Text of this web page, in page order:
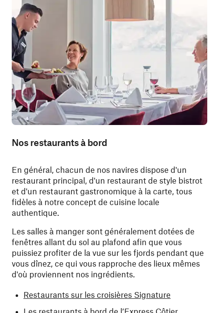
Nos restaurants à bord
En général, chacun de nos navires dispose d'un
restaurant principal, d'un restaurant de style bistrot
et d'un restaurant gastronomique à la carte, tous
fidèles à notre concept de cuisine locale
authentique.
Les salles à manger sont généralement dotées de
fenêtres allant du sol au plafond afin que vous
puissiez profiter de la vue sur les fjords pendant que
vous dînez, ce qui vous rapproche des lieux mêmes
d'où proviennent nos ingrédients.
Restaurants sur les croisières Signature
Les restaurants à bord de l’Express Côtier